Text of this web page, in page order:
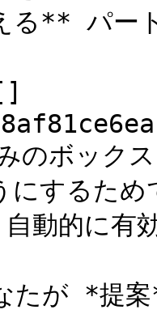
のボック
にするため